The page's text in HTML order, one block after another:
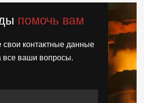
помочь вам
свои контактные данные
все ваши вопросы.